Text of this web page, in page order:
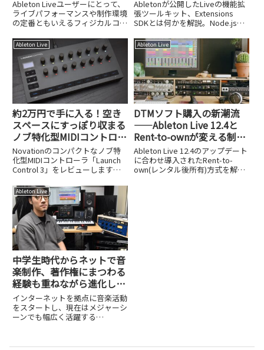
Ableton Liveユーザーにとって、
ライブパフォーマンスや制作環境
の定番ともいえるフィジカルコン
Control XLが、約7年ぶりにフル
モデルチェンジし、Launch
Control XL 3...
た！
Abletonが公開したLiveの機能拡
張ツールキット、Extensions
SDKとは何かを解説。Node.jsと
生成などDAWの機能を自作で
き、AIの助けで素人でも作れるの
か実際に試した手順やセキュリテ
ィ上の注意点まで詳しく紹介しま
す。
Ableton Live
約2万円で手に入る！空き
スペースにすっぽり収まる
ノブ特化型MIDIコントロー
ラ、Novation Launch
Control 3
Novationのコンパクトなノブ特
化型MIDIコントローラ「Launch
Control 3」をレビューします。
ースに収まるサイズ感を紹介しま
す。
Ableton Live
DTMソフト購入の新潮流
——Ableton Live 12.4と
Rent-to-ownが変える制作
環境
Ableton Live 12.4のアップデート
に合わせ導入されたRent-to-
own(レンタル後所有)方式を解説
Ableton Live
中学生時代からネットで音
楽制作、著作権にまつわる
経験も重ねながら進化し続
けるtofubeatsさん
インターネットを拠点に音楽活動
をスタートし、現在はメジャーシ
ーンでも幅広く活躍する
ネット掲示板や動画サイトを通じ